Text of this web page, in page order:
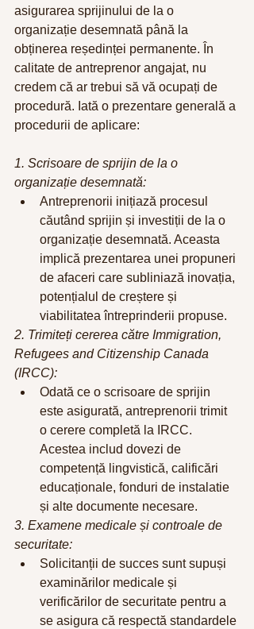
asigurarea sprijinului de la o
organizație desemnată până la
obținerea reședinței permanente. În
calitate de antreprenor angajat, nu
credem că ar trebui să vă ocupați de
procedură. Iată o prezentare generală a
procedurii de aplicare:
1. Scrisoare de sprijin de la o
organizație desemnată:
Antreprenorii inițiază procesul
căutând sprijin și investiții de la o
organizație desemnată. Aceasta
implică prezentarea unei propuneri
de afaceri care subliniază inovația,
potențialul de creștere și
viabilitatea întreprinderii propuse.
2. Trimiteți cererea către Immigration,
Refugees and Citizenship Canada
(IRCC):
Odată ce o scrisoare de sprijin
este asigurată, antreprenorii trimit
o cerere completă la IRCC.
Acestea includ dovezi de
competență lingvistică, calificări
educaționale, fonduri de instalatie
și alte documente necesare.
3. Examene medicale și controale de
securitate:
Solicitanții de succes sunt supuși
examinărilor medicale și
verificărilor de securitate pentru a
se asigura că respectă standardele